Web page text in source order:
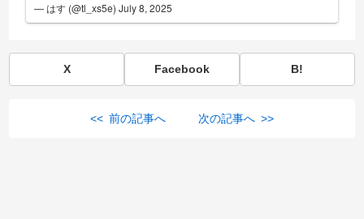
— はす (@tl_xs5e)July 8, 2025
X Facebook B!
<< 前の記事へ 次の記事へ >>